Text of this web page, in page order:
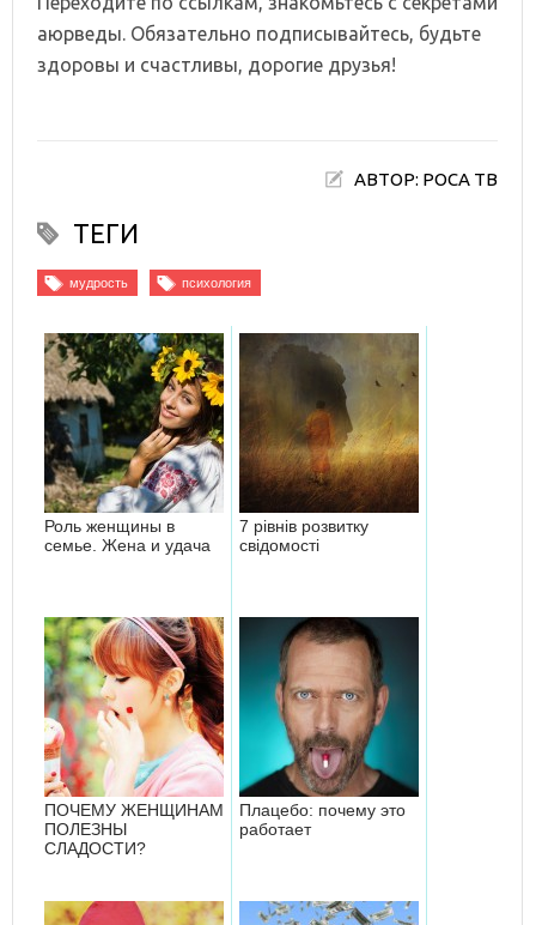
аюрведы. Обязательно подписывайтесь, будьте
здоровы и счастливы, дорогие друзья!
АВТОР: РОСА ТВ
ТЕГИ
мудрость психология
Роль женщины в
семье. Жена и удача
7 рівнів розвитку
свідомості
ПОЧЕМУ ЖЕНЩИНАМ
ПОЛЕЗНЫ
СЛАДОСТИ?
Плацебо: почему это
работает